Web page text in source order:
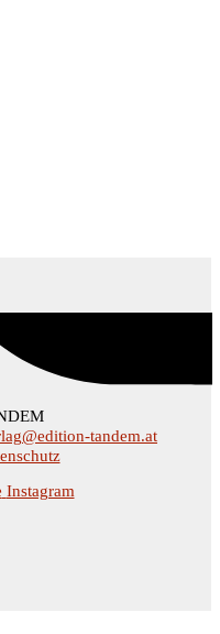
tandem.at
Instagram